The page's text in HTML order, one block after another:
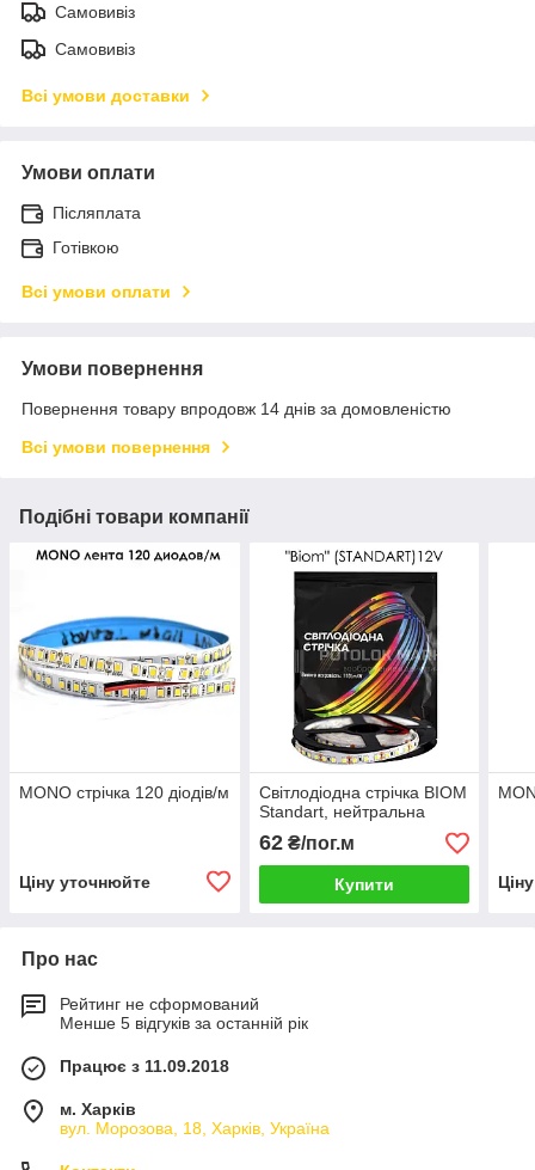
Самовивіз
Самовивіз
Всі умови доставки
Умови оплати
Післяплата
Готівкою
Всі умови оплати
Умови повернення
Повернення товару впродовж 14 днів за домовленістю
Всі умови повернення
Подібні товари компанії
MONO стрічка 120 діодів/м
Ціну уточнюйте
Світлодіодна стрічка BIOM
Standart, нейтральна
62₴/пог.м
Купити
Про нас
Рейтинг не сформований
Менше 5 відгуків за останній рік
Працює з 11.09.2018
м. Харків
вул. Морозова, 18, Харків, Україна